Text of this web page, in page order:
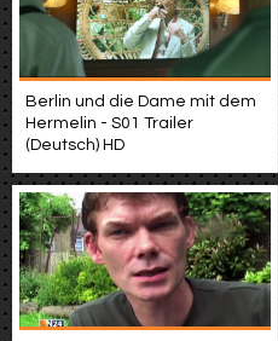
Berlin und die Dame mit dem
Hermelin - S01 Trailer
(Deutsch) HD